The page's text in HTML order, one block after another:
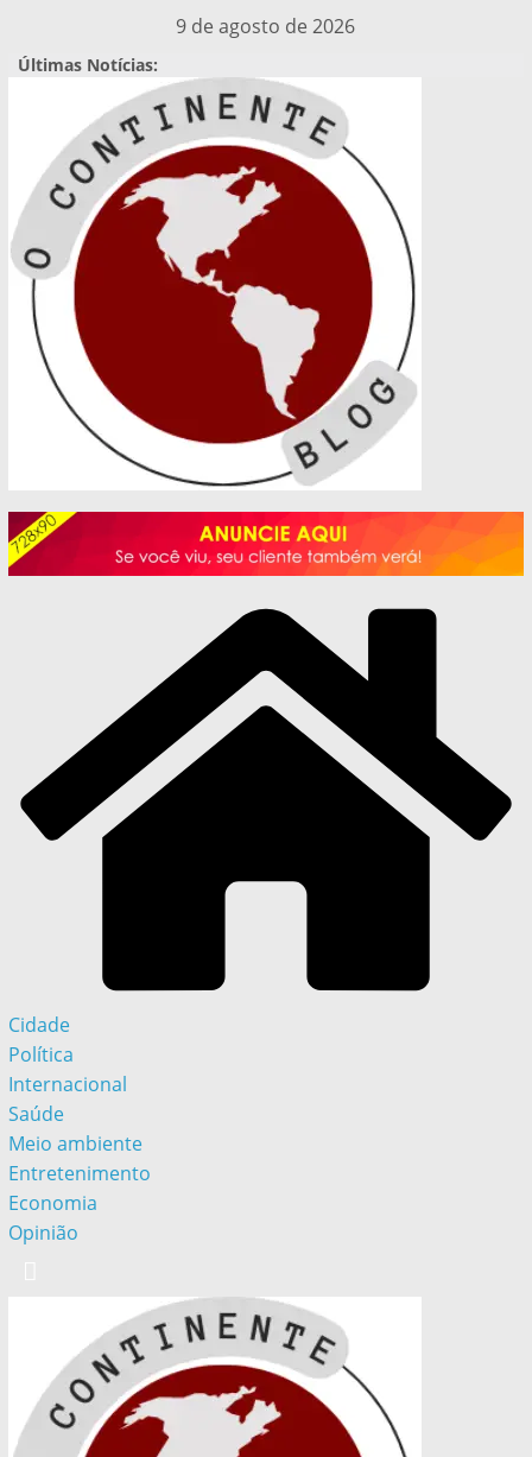
para
9 de agosto de 2026
Últimas Notícias:
Cidade
Política
Internacional
Saúde
Meio ambiente
Entretenimento
Economia
Opinião